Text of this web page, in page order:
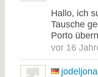
Hallo, ich
Tausche
Porto
vor 16